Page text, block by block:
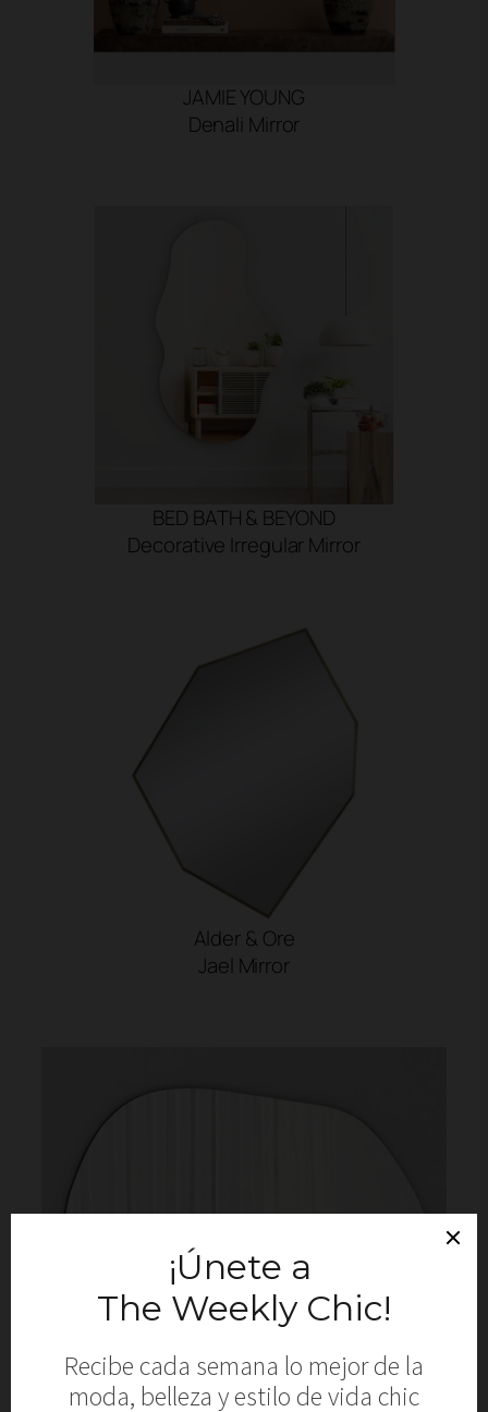
JAMIE YOUNG
Denali Mirror
BED BATH & BEYOND
Decorative Irregular Mirror
Alder & Ore
Jael Mirror